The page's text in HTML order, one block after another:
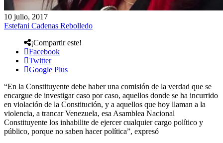
10 julio, 2017
Estefani Cadenas Rebolledo
¡Compartir este!
Facebook
Twitter
Google Plus
“En la Constituyente debe haber una comisión de la verdad que se
encargue de investigar caso por caso, aquellos donde se ha incurrido
en violación de la Constitución, y a aquellos que hoy llaman a la
violencia, a trancar Venezuela, esa Asamblea Nacional
Constituyente los inhabilite de ejercer cualquier cargo político y
público, porque no saben hacer política”, expresó